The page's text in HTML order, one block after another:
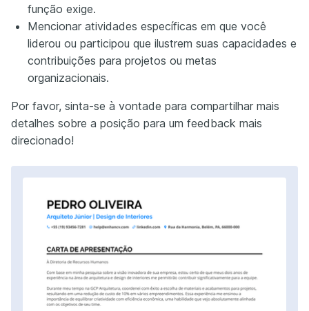
função exige.
Mencionar atividades específicas em que você
liderou ou participou que ilustrem suas capacidades e
contribuições para projetos ou metas
organizacionais.
Por favor, sinta-se à vontade para compartilhar mais
detalhes sobre a posição para um feedback mais
direcionado!